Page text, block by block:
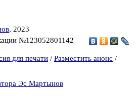
, 2023
№123052801142
для печати / Разместить анонс /
Эс Мартынов